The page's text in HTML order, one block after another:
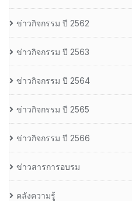
ข่าวกิจกรรม ปี 2562
ข่าวกิจกรรม ปี 2563
ข่าวกิจกรรม ปี 2564
ข่าวกิจกรรม ปี 2565
ข่าวกิจกรรม ปี 2566
ข่าวสารการอบรม
คลังความรู้